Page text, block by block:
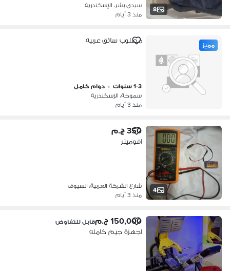
8
سيدي بشر، الإسكندرية
منذ 3 أيام
مميز مطلوب سائق عربيه
1-3 سنوات • دوام كامل
سموحة، الإسكندرية
منذ 3 أيام
4
350 ج.م
افوميتر
شارع الشركة العربية، السيوف
منذ 3 أيام
150,000 ج.م قابل للتفاوض
اجهزة جيم كامله